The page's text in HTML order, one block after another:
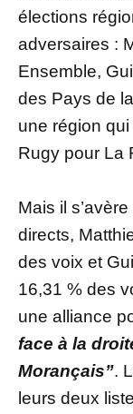
élections
adversaires :
Ensemble,
des Pays de
une région
Rugy pour La
Mais il
directs,
des voix et
16,31 % des
une alliance
face à la
Morançais”.
leurs deux